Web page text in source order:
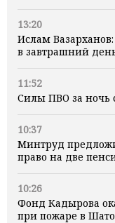
13:20
Ислам
в завтрашний
11:52
Силы ПВО за ночь
10:37
Минтруд
право на две
10:26
Фонд Кадырова
при пожаре в